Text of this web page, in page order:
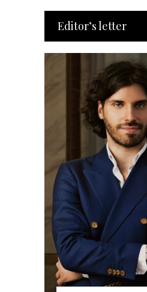
Editor’s letter